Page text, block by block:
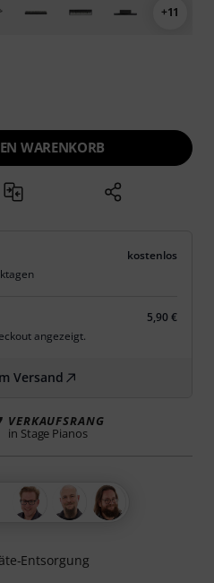
+11
WARENKORB
kostenlos
5,90 €
angezeigt.
Versand
VERKAUFSRANG
in Stage Pianos
Entsorgung